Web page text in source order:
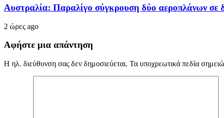
Αυστραλία: Παραλίγο σύγκρουση δύο αεροπλάνων σε
2 ώρες ago
Αφήστε μια απάντηση
Η ηλ. διεύθυνση σας δεν δημοσιεύεται. Τα υποχρεωτικά πεδία